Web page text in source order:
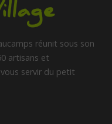
réunit sous son
artisans et
servir du petit